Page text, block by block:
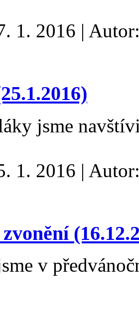
1. 2016 |
jsme
1. 2016 |
v